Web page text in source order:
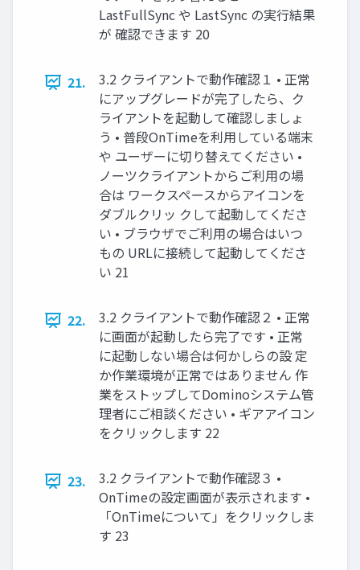
LastFullSync や LastSync の実行結果
が 確認できます 20
21.
3.2 クライアントで動作確認１ • 正常
にアップグレードが完了したら、ク
ライアントを起動して確認しましょ
う • 普段OnTimeを利用している端末
や ユーザーに切り替えてください •
ノーツクライアントからご利用の場
合は ワークスペースからアイコンを
ダブルクリッ クして起動してくださ
い • ブラウザでご利用の場合はいつ
もの URLに接続して起動してくださ
い 21
22.
3.2 クライアントで動作確認２ • 正常
に画面が起動したら完了です • 正常
に起動しない場合は何かしらの設 定
か作業環境が正常ではありません 作
業をストップしてDominoシステム管
理者にご相談ください • ギアアイコン
をクリックします 22
23.
3.2 クライアントで動作確認３ •
OnTimeの設定画面が表示されます •
「OnTimeについて」をクリックしま
す 23